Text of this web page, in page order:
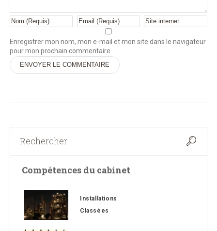
Enregistrer mon nom, mon e-mail et mon site dans le navigateur
pour mon prochain commentaire.
Compétences du cabinet
Installations
Classées